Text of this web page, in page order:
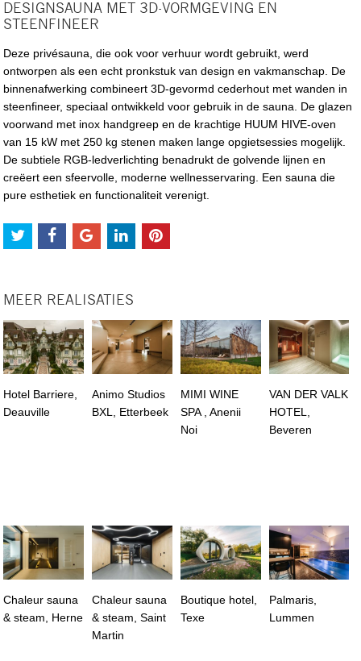
DESIGNSAUNA MET 3D-VORMGEVING EN
STEENFINEER
Deze privésauna, die ook voor verhuur wordt gebruikt, werd
ontworpen als een echt pronkstuk van design en vakmanschap. De
binnenafwerking combineert 3D-gevormd cederhout met wanden in
steenfineer, speciaal ontwikkeld voor gebruik in de sauna. De glazen
voorwand met inox handgreep en de krachtige HUUM HIVE-oven
van 15 kW met 250 kg stenen maken lange opgietsessies mogelijk.
De subtiele RGB-ledverlichting benadrukt de golvende lijnen en
creëert een sfeervolle, moderne wellnesservaring. Een sauna die
pure esthetiek en functionaliteit verenigt.
MEER REALISATIES
Hotel Barriere,
Deauville
Animo Studios
BXL, Etterbeek
MIMI WINE
SPA , Anenii
Noi
VAN DER VALK
HOTEL,
Beveren
Chaleur sauna
& steam, Herne
Chaleur sauna
& steam, Saint
Martin
Boutique hotel,
Texe
Palmaris,
Lummen